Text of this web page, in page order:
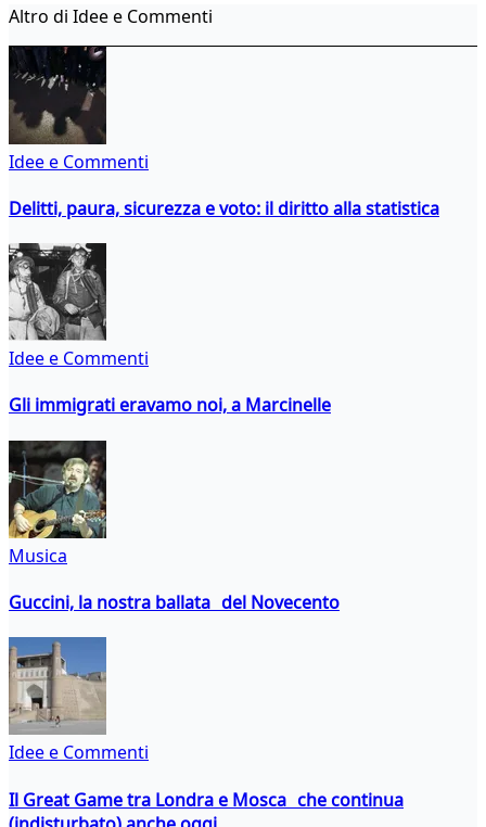
Altro di Idee e Commenti
Idee e Commenti
Delitti, paura, sicurezza e voto: il diritto alla statistica
Idee e Commenti
Gli immigrati eravamo noi, a Marcinelle
Musica
Guccini, la nostra ballata del Novecento
Idee e Commenti
Il Great Game tra Londra e Mosca che continua